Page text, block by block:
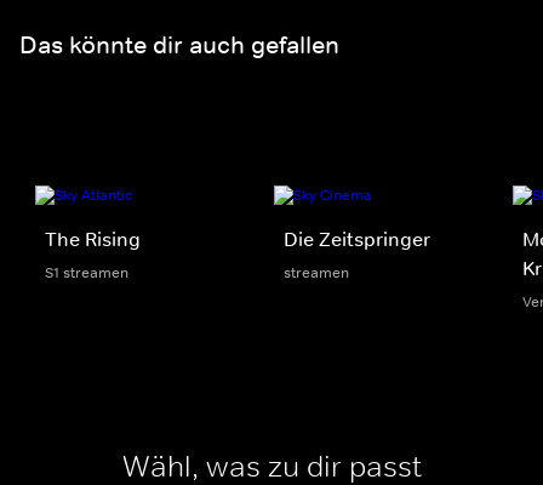
Das könnte dir auch gefallen
The Rising
S1 streamen
Die Zeitspringer
streamen
Wähl, was zu dir passt